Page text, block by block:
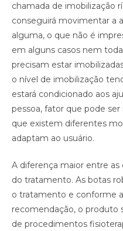
chamada de imobilização
conseguirá movimentar a
alguma, o que não é
em alguns casos nem
precisam estar
o nível de imobilização
estará condicionado aos
pessoa, fator que pode
que existem diferentes
adaptam ao usuário.
A diferença maior entre as
do tratamento. As botas
o tratamento e conforme
recomendação, o produto
de procedimentos